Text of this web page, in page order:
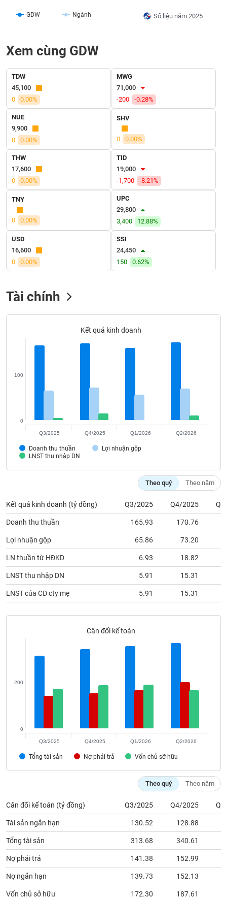
Số liệu năm 2025
GDW Ngành
Xem cùng GDW
TDW
45,100
0
0.00%
MWG
71,000
-200
-0.28%
NUE
9,900
0
0.00%
SHV
0 0.00%
THW
17,600
0
0.00%
TID
19,000
-1,700
-8.21%
TNY
0 0.00%
UPC
29,800
3,400
12.88%
USD
16,600
0
0.00%
SSI
24,450
150
0.62%
Tài chính
Kết quả kinh doanh
Doanh thu thuần
Lợi nhuận gộp
LNST thu nhập DN
0
100
Q3/2025 Q4/2025 Q1/2026 Q2/2026
Theo quý Theo năm
Kết quả kinh doanh (tỷ đồng) Q3/2025 Q4/2025
Doanh thu thuần 165.93 170.76
Lợi nhuận gộp 65.86 73.20
LN thuần từ HĐKD 6.93 18.82
LNST thu nhập DN 5.91 15.31
LNST của CĐ cty mẹ 5.91 15.31
Cân đối kế toán
Tổng tài sản Nợ phải trả Vốn chủ sỡ hữu
0
200
Q3/2025 Q4/2025 Q1/2026 Q2/2026
Theo quý Theo năm
Cân đối kế toán (tỷ đồng) Q3/2025 Q4/2025
Tài sản ngắn hạn 130.52 128.88
Tổng tài sản 313.68 340.61
Nợ phải trả 141.38 152.99
Nợ ngắn hạn 139.73 152.13
Vốn chủ sở hữu 172.30 187.61
TRUYỀN
TIỆN
ÍCH
BẤT
ĐỘNG
SẢN
Mã
chứng
khoán
(-)
Tất cả Cổ phiếu Chỉ số Chứng chỉ quỹ Chứng
Lãnh
đạo
(-)
Tất cả Người nội bộ
viết
cáo
phân
tích
Thuật
ngữ
(-)
Dịch
(-)
Đào
tạo
chính
Công
đầu
Truyền
thông
tài
chính
Dữ